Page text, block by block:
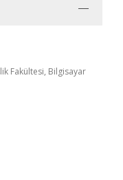
Fakültesi, Bilgisayar